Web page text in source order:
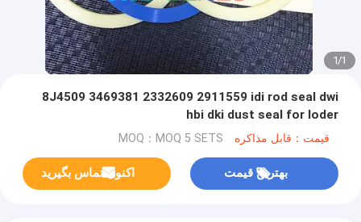
1
/
1
8J4509 3469381 2332609 2911559 idi rod seal dwi
hbi dki dust seal for loder
قیمت：قابل مذاکره MOQ：MOQ 5 SETS
بهترین قیمت اکنون تماس بگیرید